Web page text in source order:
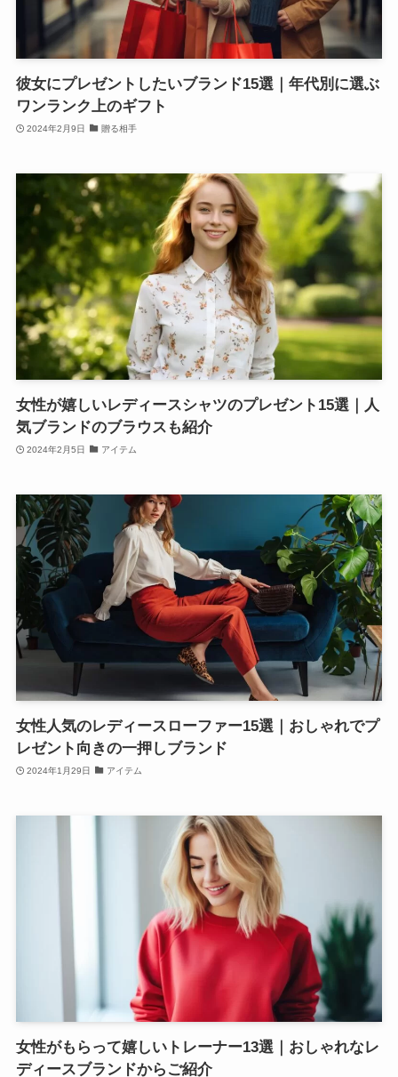
彼女にプレゼントしたいブランド15選｜年代別に選ぶ
ワンランク上のギフト
2024年2月9日 贈る相手
女性が嬉しいレディースシャツのプレゼント15選｜人
気ブランドのブラウスも紹介
2024年2月5日 アイテム
女性人気のレディースローファー15選｜おしゃれでプ
レゼント向きの一押しブランド
2024年1月29日 アイテム
女性がもらって嬉しいトレーナー13選｜おしゃれなレ
ディースブランドからご紹介